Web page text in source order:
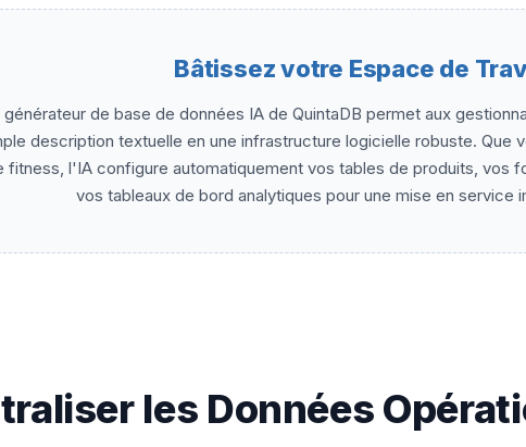
Bâtissez votre Espace de
générateur de base de données IA de QuintaDB permet aux
description textuelle en une infrastructure logicielle robuste. Que
fitness, l'IA configure automatiquement vos tables de produits, vos
vos tableaux de bord analytiques pour une mise en service
les Données